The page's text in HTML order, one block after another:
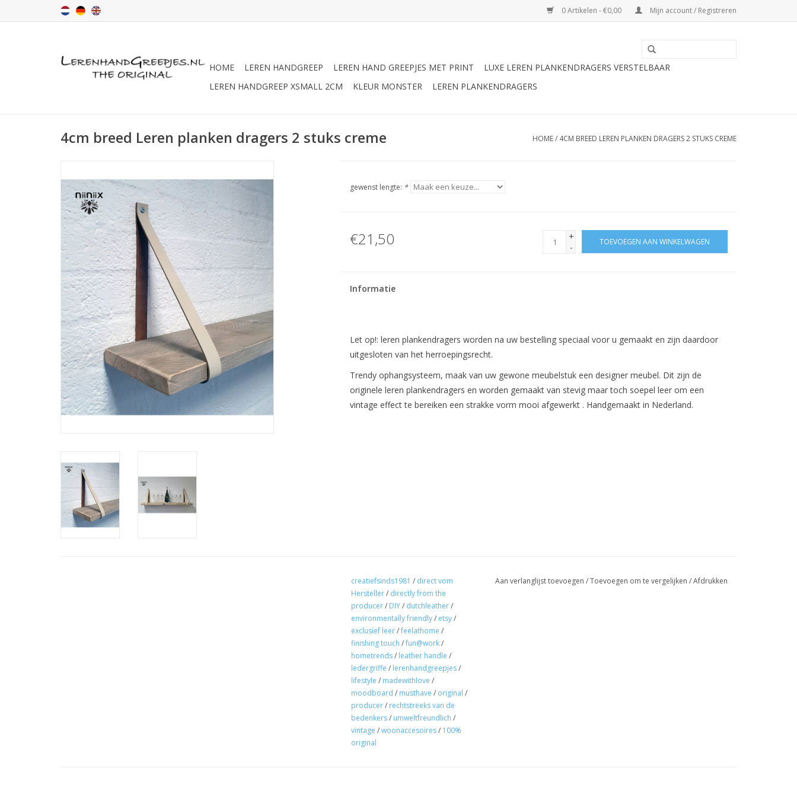
0 Artikelen - €0,00 Mijn account / Registreren
HOME LEREN HANDGREEP LEREN HAND GREEPJES MET PRINT
LUXE LEREN PLANKENDRAGERS VERSTELBAAR
LEREN HANDGREEP XSMALL 2CM
KLEUR MONSTER LEREN PLANKENDRAGERS
4cm breed Leren planken dragers 2 stuks creme HOME/ 4CM BREED LEREN PLANKEN DRAGERS 2 STUKS CREME
gewenst lengte: *
€21,50
+
-
TOEVOEGEN AAN WINKELWAGEN
Informatie
Let op!: leren plankendragers worden na uw bestelling speciaal voor u gemaakt en zijn daardoor
uitgesloten van het herroepingsrecht.
Trendy ophangsysteem, maak van uw gewone meubelstuk een designer meubel. Dit zijn de
originele leren plankendragers en worden gemaakt van stevig maar toch soepel leer om een
vintage effect te bereiken een strakke vorm mooi afgewerkt . Handgemaakt in Nederland.
creatiefsinds1981 / direct vom
Hersteller/ directly from the
producer/ DIY/ dutchleather/
environmentally friendly/ etsy/
exclusief leer/feelathome /
finishing touch /fun@work/
hometrends/ leather handle /
ledergriffe / lerenhandgreepjes/
lifestyle / madewithlove /
moodboard / musthave / original /
producer/ rechtstreeks van de
bedenkers/ umweltfreundlich /
vintage /woonaccesoires/ 100%
original
Aan verlanglijst toevoegen /Toevoegen om te vergelijken /Afdrukken